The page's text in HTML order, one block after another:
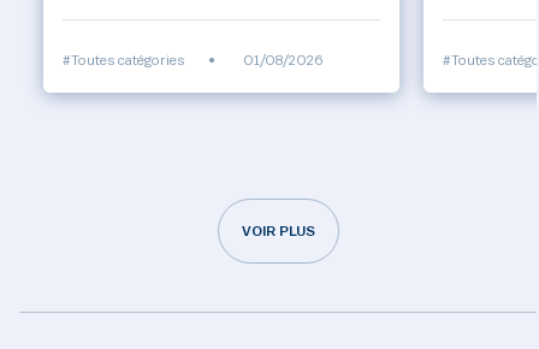
#Toutes catégories • 01/08/2026 #Toutes
VOIR PLUS